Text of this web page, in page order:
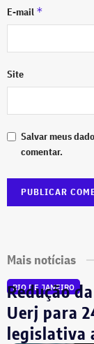
E-mail *
Site
Salvar meus
comentar.
Mais notícias
RIO DE JANEIRO
Redução
Uerj para
legislativa